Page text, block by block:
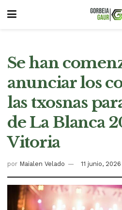
Se han
anunciar los
las txosnas
de La Blanca
Vitoria
por Maialen Velado 11 junio, 2026